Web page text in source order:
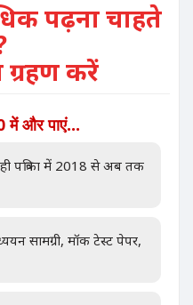
पढ़ना चाहते
ग्रहण करें
में और पाएं...
ही पत्रिका में 2018 से अब तक
सामग्री, मॉक टेस्ट पेपर,